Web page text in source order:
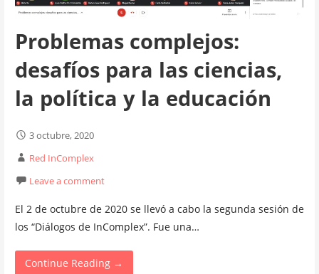
Problemas complejos:
desafíos para las ciencias,
la política y la educación
3 octubre, 2020
Red InComplex
Leave a comment
El 2 de octubre de 2020 se llevó a cabo la segunda sesión de
los “Diálogos de InComplex”. Fue una…
Continue Reading →